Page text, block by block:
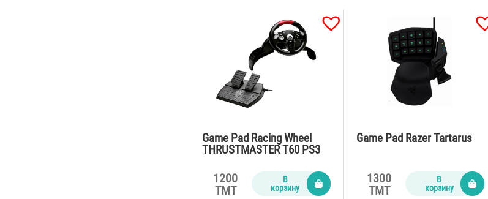
Game Pad Racing Wheel
THRUSTMASTER T60 PS3
1200
TMT
В
корзину
Game Pad Razer Tartarus
1300
TMT
В
корзину